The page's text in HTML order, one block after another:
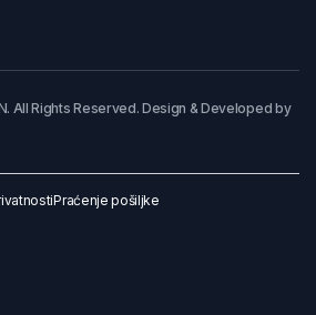
All Rights Reserved. Design & Developed by
Praćenje pošiljke